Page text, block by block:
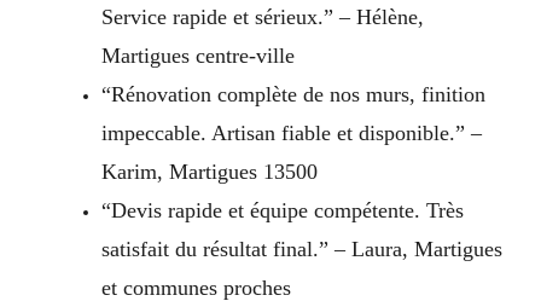
Service rapide et sérieux.” – Hélène,
Martigues centre-ville
“Rénovation complète de nos murs, finition
impeccable. Artisan fiable et disponible.” –
Karim, Martigues 13500
“Devis rapide et équipe compétente. Très
satisfait du résultat final.” – Laura, Martigues
et communes proches